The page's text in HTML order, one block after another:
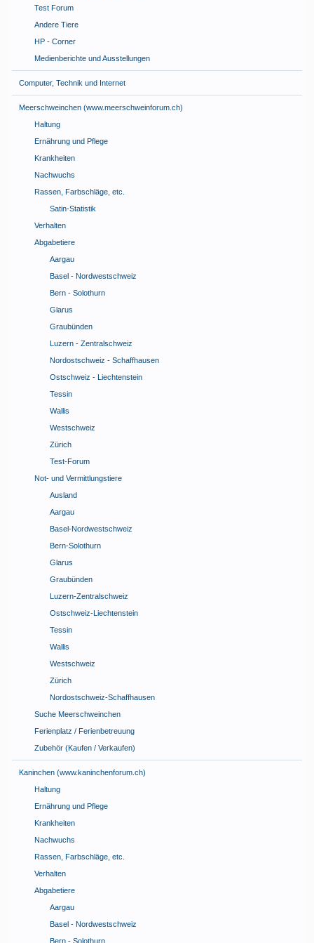
Test Forum
Andere Tiere
HP - Corner
Medienberichte und Ausstellungen
Computer, Technik und Internet
Meerschweinchen (www.meerschweinforum.ch)
Haltung
Ernährung und Pflege
Krankheiten
Nachwuchs
Rassen, Farbschläge, etc.
Satin-Statistik
Verhalten
Abgabetiere
Aargau
Basel - Nordwestschweiz
Bern - Solothurn
Glarus
Graubünden
Luzern - Zentralschweiz
Nordostschweiz - Schaffhausen
Ostschweiz - Liechtenstein
Tessin
Wallis
Westschweiz
Zürich
Test-Forum
Not- und Vermittlungstiere
Ausland
Aargau
Basel-Nordwestschweiz
Bern-Solothurn
Glarus
Graubünden
Luzern-Zentralschweiz
Ostschweiz-Liechtenstein
Tessin
Wallis
Westschweiz
Zürich
Nordostschweiz-Schaffhausen
Suche Meerschweinchen
Ferienplatz / Ferienbetreuung
Zubehör (Kaufen / Verkaufen)
Kaninchen (www.kaninchenforum.ch)
Haltung
Ernährung und Pflege
Krankheiten
Nachwuchs
Rassen, Farbschläge, etc.
Verhalten
Abgabetiere
Aargau
Basel - Nordwestschweiz
Bern - Solothurn